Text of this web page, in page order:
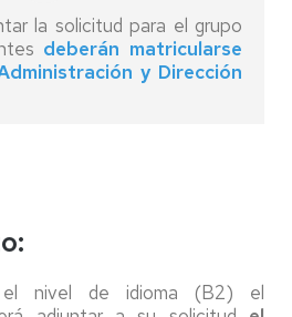
la solicitud para el grupo
deberán matricularse
y Dirección
el nivel de idioma (B2) el